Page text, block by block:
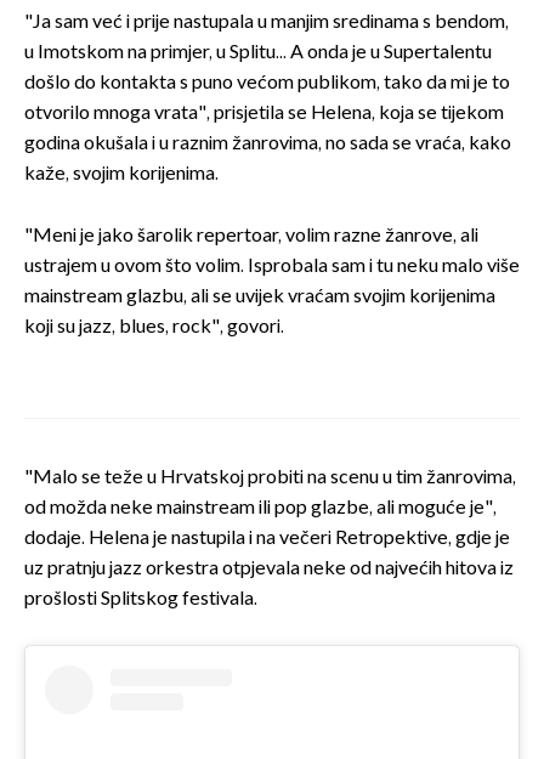
"Ja sam već i prije nastupala u manjim sredinama s bendom,
u Imotskom na primjer, u Splitu... A onda je u Supertalentu
došlo do kontakta s puno većom publikom, tako da mi je to
otvorilo mnoga vrata", prisjetila se Helena, koja se tijekom
godina okušala i u raznim žanrovima, no sada se vraća, kako
kaže, svojim korijenima.
"Meni je jako šarolik repertoar, volim razne žanrove, ali
ustrajem u ovom što volim. Isprobala sam i tu neku malo više
mainstream glazbu, ali se uvijek vraćam svojim korijenima
koji su jazz, blues, rock", govori.
"Malo se teže u Hrvatskoj probiti na scenu u tim žanrovima,
od možda neke mainstream ili pop glazbe, ali moguće je",
dodaje. Helena je nastupila i na večeri Retropektive, gdje je
uz pratnju jazz orkestra otpjevala neke od najvećih hitova iz
prošlosti Splitskog festivala.